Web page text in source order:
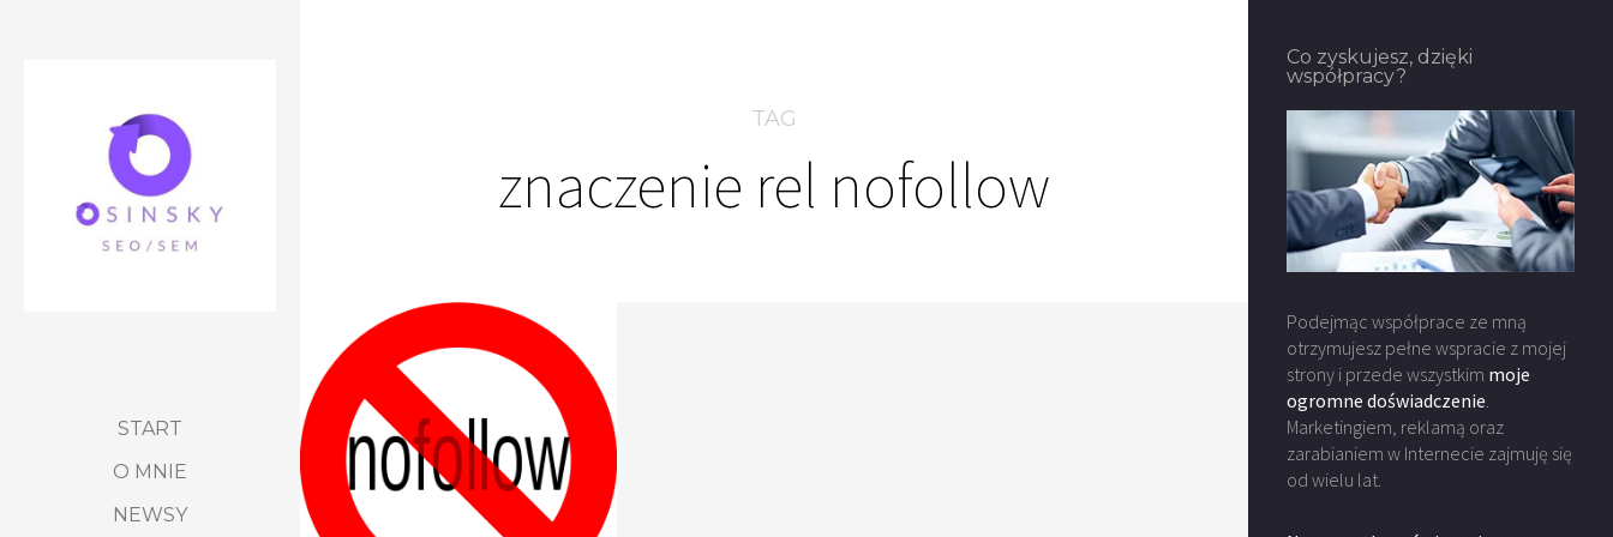
START
O MNIE
NEWSY
TAG
znaczenie rel nofollow
Co zyskujesz, dzięki
współpracy?
Podejmąc współprace ze mną
otrzymujesz pełne wspracie z mojej
strony i przede wszystkim moje
ogromne doświadczenie.
Marketingiem, reklamą oraz
zarabianiem w Internecie zajmuję się
od wielu lat.